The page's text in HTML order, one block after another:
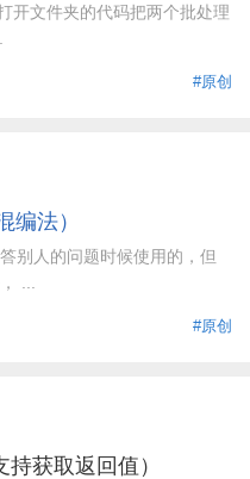
开文件夹的代码把两个批处理
#原创
编法）
别人的问题时候使用的，但
...
#原创
获取返回值）